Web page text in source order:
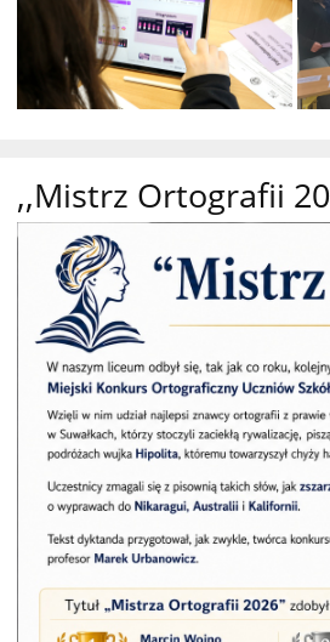
,,Mistrz Ortografii